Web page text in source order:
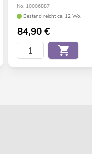
No. 10006887
Bestand reicht ca. 12 Wo.
84,90€